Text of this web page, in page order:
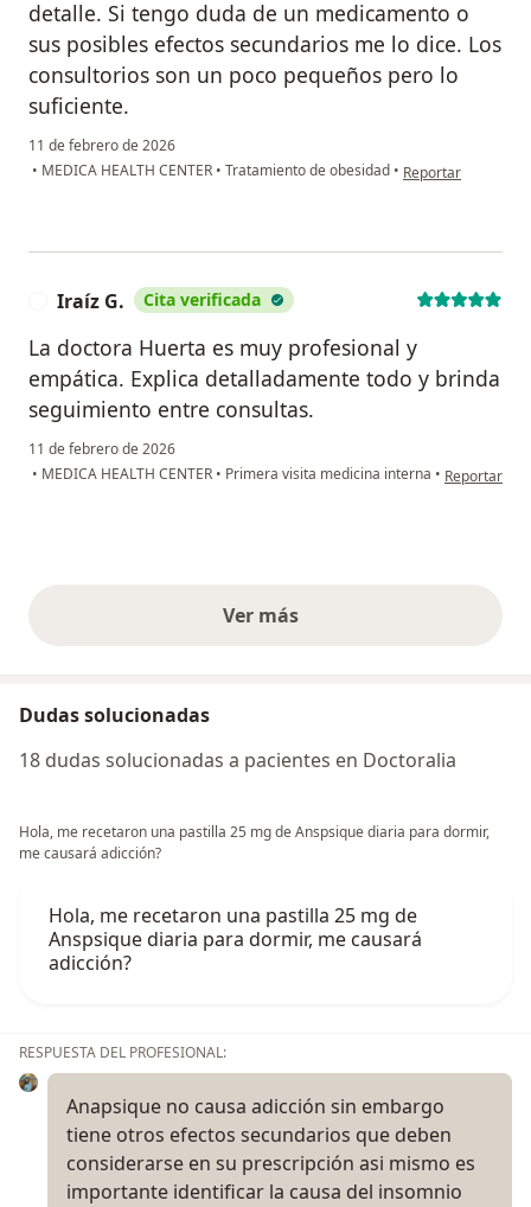
detalle. Si tengo duda de un medicamento o
sus posibles efectos secundarios me lo dice. Los
consultorios son un poco pequeños pero lo
suficiente.
11 de febrero de 2026
• MEDICA HEALTH CENTER • Tratamiento de obesidad • en opinión del
Reportar
Iraíz G. Cita verificada
La doctora Huerta es muy profesional y
empática. Explica detalladamente todo y brinda
seguimiento entre consultas.
11 de febrero de 2026
• MEDICA HEALTH CENTER • Primera visita medicina interna • en opinión
Reportar
Ver másopiniones anteriores
Dudas solucionadas
18 dudas solucionadas a pacientes en Doctoralia
Hola, me recetaron una pastilla 25 mg de Anspsique diaria para dormir,
me causará adicción?
Hola, me recetaron una pastilla 25 mg de
Anspsique diaria para dormir, me causará
adicción?
RESPUESTA DEL PROFESIONAL:
Anapsique no causa adicción sin embargo
tiene otros efectos secundarios que deben
considerarse en su prescripción asi mismo es
importante identificar la causa del insomnio